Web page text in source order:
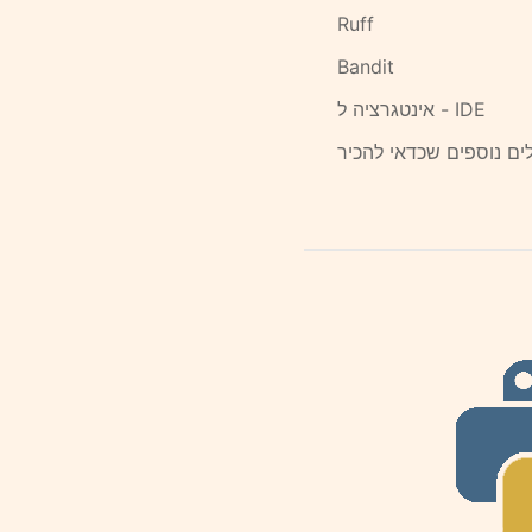
Ruff
Bandit
אינטגרציה ל - IDE
נוספים שכדאי להכיר